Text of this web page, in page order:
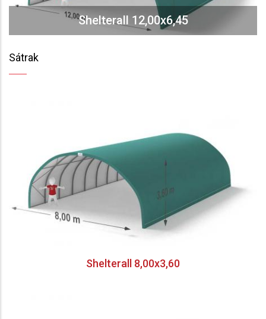
Shelterall 12,00x6,45
Sátrak
Shelterall 8,00x3,60